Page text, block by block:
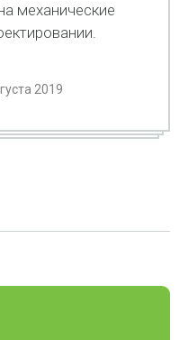
механические
2019